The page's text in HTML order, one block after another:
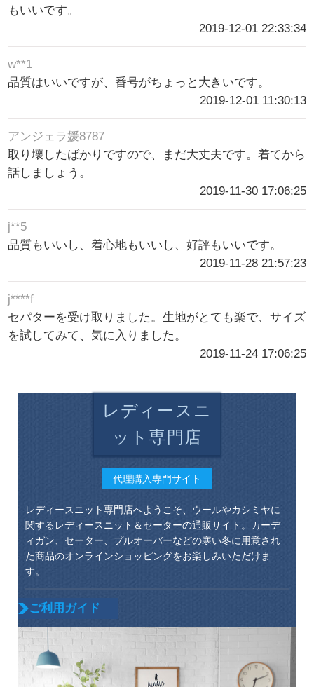
もいいです。
2019-12-01 22:33:34
w**1
品質はいいですが、番号がちょっと大きいです。
2019-12-01 11:30:13
アンジェラ媛8787
取り壊したばかりですので、まだ大丈夫です。着てから
話しましょう。
2019-11-30 17:06:25
j**5
品質もいいし、着心地もいいし、好評もいいです。
2019-11-28 21:57:23
j****f
セパターを受け取りました。生地がとても楽で、サイズ
を試してみて、気に入りました。
2019-11-24 17:06:25
レディースニ
ット専門店
代理購入専門サイト
レディースニット専門店へようこそ、ウールやカシミヤに
関するレディースニット＆セーターの通販サイト。カーデ
ィガン、セーター、プルオーバーなどの寒い冬に用意され
た商品のオンラインショッピングをお楽しみいただけま
す。
ご利用ガイド